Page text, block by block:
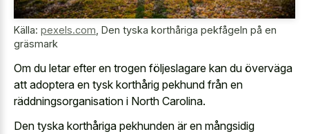
Källa: pexels.com Den tyska korthåriga pekfågeln på en
gräsmark
Om du letar efter en trogen följeslagare kan du överväga
att adoptera en tysk korthårig pekhund från en
räddningsorganisation i North Carolina.
Den tyska korthåriga pekhunden är en mångsidig